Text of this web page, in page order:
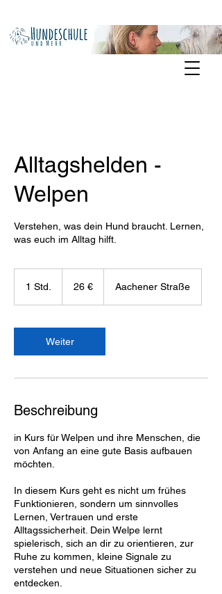
Alltagshelden -
Welpen
Verstehen, was dein Hund braucht. Lernen,
was euch im Alltag hilft.
1 Std.
d
26 € Aachener Straße
Weiter
Beschreibung
in Kurs für Welpen und ihre Menschen, die
von Anfang an eine gute Basis aufbauen
möchten.
In diesem Kurs geht es nicht um frühes
Funktionieren, sondern um sinnvolles
Lernen, Vertrauen und erste
Alltagssicherheit. Dein Welpe lernt
spielerisch, sich an dir zu orientieren, zur
Ruhe zu kommen, kleine Signale zu
verstehen und neue Situationen sicher zu
entdecken.